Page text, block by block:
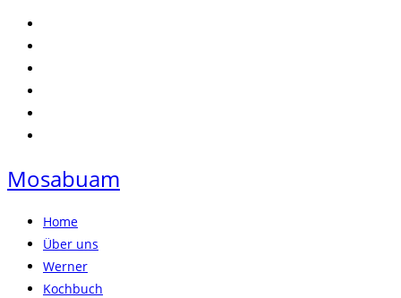
Zum
Inhalt
springen
Mosabuam
Home
Über uns
Werner
Kochbuch